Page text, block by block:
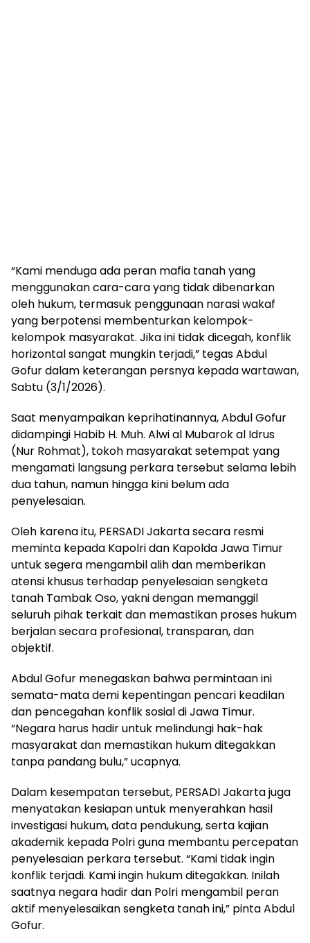
“Kami menduga ada peran mafia tanah yang
menggunakan cara-cara yang tidak dibenarkan
oleh hukum, termasuk penggunaan narasi wakaf
yang berpotensi membenturkan kelompok-
kelompok masyarakat. Jika ini tidak dicegah, konflik
horizontal sangat mungkin terjadi,” tegas Abdul
Gofur dalam keterangan persnya kepada wartawan,
Sabtu (3/1/2026).
Saat menyampaikan keprihatinannya, Abdul Gofur
didampingi Habib H. Muh. Alwi al Mubarok al Idrus
(Nur Rohmat), tokoh masyarakat setempat yang
mengamati langsung perkara tersebut selama lebih
dua tahun, namun hingga kini belum ada
penyelesaian.
Oleh karena itu, PERSADI Jakarta secara resmi
meminta kepada Kapolri dan Kapolda Jawa Timur
untuk segera mengambil alih dan memberikan
atensi khusus terhadap penyelesaian sengketa
tanah Tambak Oso, yakni dengan memanggil
seluruh pihak terkait dan memastikan proses hukum
berjalan secara profesional, transparan, dan
objektif.
Abdul Gofur menegaskan bahwa permintaan ini
semata-mata demi kepentingan pencari keadilan
dan pencegahan konflik sosial di Jawa Timur.
“Negara harus hadir untuk melindungi hak-hak
masyarakat dan memastikan hukum ditegakkan
tanpa pandang bulu,” ucapnya.
Dalam kesempatan tersebut, PERSADI Jakarta juga
menyatakan kesiapan untuk menyerahkan hasil
investigasi hukum, data pendukung, serta kajian
akademik kepada Polri guna membantu percepatan
penyelesaian perkara tersebut. “Kami tidak ingin
konflik terjadi. Kami ingin hukum ditegakkan. Inilah
saatnya negara hadir dan Polri mengambil peran
aktif menyelesaikan sengketa tanah ini,” pinta Abdul
Gofur.